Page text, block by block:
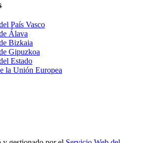
País Vasco
Álava
Bizkaia
Gipuzkoa
Estado
la Unión Europea